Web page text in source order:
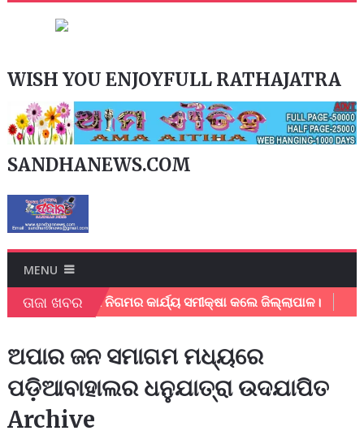
WISH YOU ENJOYFULL RATHAJATRA
SANDHANEWS.COM
MENU
ତାଜା ଖବର
ମହାନଗର ନିଗମର କାର୍ଯ୍ୟ ସମୀକ୍ଷା କଲେ ଜିଲ୍ଲାପାଳ।
ଅପାର ଜନ ସମାଗମ ମଧ୍ୟରେ
ପଡ଼ିଆବାହାଲର ଧନୁଯାତ୍ରା ଉଦଯାପିତ
Archive